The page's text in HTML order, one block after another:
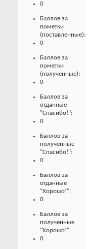
0
Баллов за
пометки
(поставленные):
0
Баллов за
пометки
(полученные):
0
Баллов за
отданные
"Спасибо!":
0
Баллов за
полученные
"Спасибо!":
0
Баллов за
отданные
"Хорошо!":
0
Баллов за
полученные
"Хорошо!":
0